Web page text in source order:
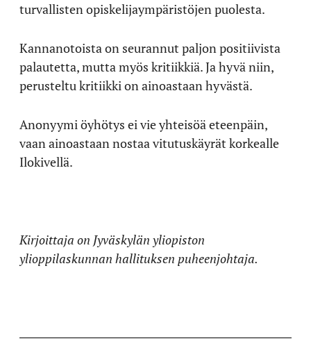
turvallisten opiskelijaympäristöjen puolesta.
Kannanotoista on seurannut paljon positiivista
palautetta, mutta myös kritiikkiä. Ja hyvä niin,
perusteltu kritiikki on ainoastaan hyvästä.
Anonyymi öyhötys ei vie yhteisöä eteenpäin,
vaan ainoastaan nostaa vitutuskäyrät korkealle
Ilokivellä.
Kirjoittaja on Jyväskylän yliopiston
ylioppilaskunnan hallituksen puheenjohtaja.